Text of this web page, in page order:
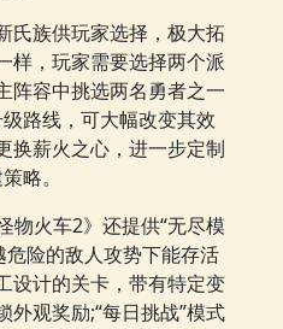
氏族供玩家选择，极大拓
样，玩家需要选择两个派
阵容中挑选两名勇者之一
级路线，可大幅改变其效
换薪火之心，进一步定制
略。
物火车2》还提供“无尽模
险的敌人攻势下能存活
设计的关卡，带有特定变
外观奖励;“每日挑战”模式